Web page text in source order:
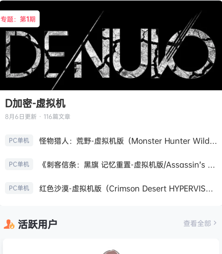
专题：第1期
D加密-虚拟机
8月6日更新 · 116篇文章
PC单机 怪物猎人：荒野-虚拟机版（Monster Hunter Wilds HYPERVISOR）免安装中文版
PC单机 《刺客信条：黑旗 记忆重置-虚拟机版/Assassin’s Creed Black Flag Resynced HYPERVISOR》免安装中文版
PC单机 红色沙漠-虚拟机版（Crimson Desert HYPERVISOR）免安装中文版
活跃用户 查看全部